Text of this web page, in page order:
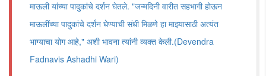
माऊली यांच्या पादुकांचे दर्शन घेतले. "जन्मदिनी वारीत सहभागी होऊन
माऊलींच्या पादुकांचे दर्शन घेण्याची संधी मिळणे हा माझ्यासाठी अत्यंत
भाग्याचा योग आहे," अशी भावना त्यांनी व्यक्त केली.(Devendra
Fadnavis Ashadhi Wari)